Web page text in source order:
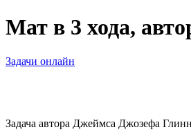
Мат в 3 хода,
Задачи онлайн
Задача автора Джеймса Джозефа